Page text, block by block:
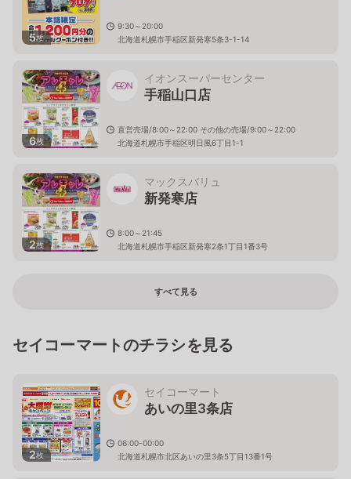
5枚
9:30～20:00
北海道札幌市手稲区新発寒5条3-1-14
6枚
イオンスーパーセンター
手稲山口店
直営売場/8:00～22:00 その他の売場/9:00～22:00
北海道札幌市手稲区明日風6丁目1-1
2枚
マックスバリュ
新発寒店
8:00～21:45
北海道札幌市手稲区新発寒2条1丁目1番3号
すべて見る
セイコーマートのチラシを見る
2枚
セイコーマート
あいの里3条店
06:00-00:00
北海道札幌市北区あいの里3条5丁目13番1号